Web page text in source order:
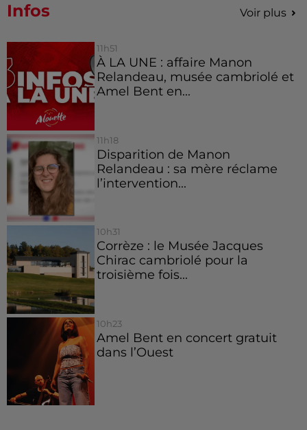
Infos Voir plus
11h51
À LA UNE : affaire Manon
Relandeau, musée cambriolé et
Amel Bent en...
11h18
Disparition de Manon
Relandeau : sa mère réclame
l’intervention...
10h31
Corrèze : le Musée Jacques
Chirac cambriolé pour la
troisième fois...
10h23
Amel Bent en concert gratuit
dans l’Ouest